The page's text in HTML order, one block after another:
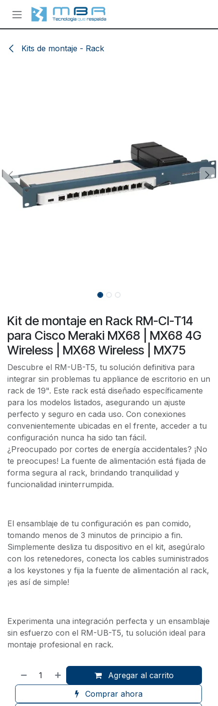
Ir al contenido
Kits de montaje - Rack
Kit de montaje en Rack RM-CI-T14
para Cisco Meraki MX68 | MX68 4G
Wireless | MX68 Wireless | MX75
Descubre el RM-UB-T5, tu solución definitiva para
integrar sin problemas tu appliance de escritorio en un
rack de 19". Este rack está diseñado específicamente
para los modelos listados, asegurando un ajuste
perfecto y seguro en cada uso. Con conexiones
convenientemente ubicadas en el frente, acceder a tu
configuración nunca ha sido tan fácil.
¿Preocupado por cortes de energía accidentales? ¡No
te preocupes! La fuente de alimentación está fijada de
forma segura al rack, brindando tranquilidad y
funcionalidad ininterrumpida.
El ensamblaje de tu configuración es pan comido,
tomando menos de 3 minutos de principio a fin.
Simplemente desliza tu dispositivo en el kit, asegúralo
con los retenedores, conecta los cables suministrados
a los keystones y fija la fuente de alimentación al rack,
¡es así de simple!
Experimenta una integración perfecta y un ensamblaje
sin esfuerzo con el RM-UB-T5, tu solución ideal para
montaje profesional en rack.
Agregar al carrito
Comprar ahora